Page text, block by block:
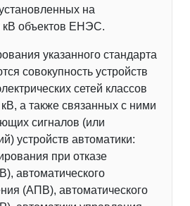
на
кВ объектов ЕНЭС.
указанного стандарта
совокупность устройств
сетей классов
а также связанных с ними
сигналов (или
устройств автоматики:
при отказе
автоматического
(АПВ), автоматического